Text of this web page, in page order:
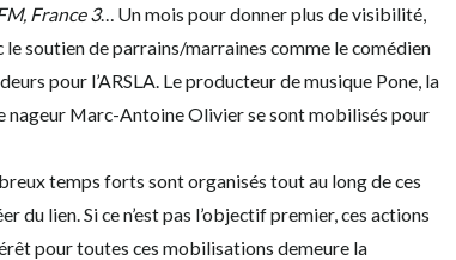
France 3… Un mois pour donner plus de visibilité,
soutien de parrains/marraines comme le comédien
pour l’ARSLA. Le producteur de musique Pone, la
Marc-Antoine Olivier se sont mobilisés pour
temps forts sont organisés tout au long de ces
lien. Si ce n’est pas l’objectif premier, ces actions
pour toutes ces mobilisations demeure la